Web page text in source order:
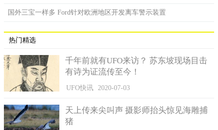
国外三宝一样多 Ford针对欧洲地区开发离车警示装置
热门精选
千年前就有UFO来访？ 苏东坡现场目击
有诗为证流传至今！
UFO快讯 2020-07-03
天上传来尖叫声 摄影师抬头惊见海雕捕
猪